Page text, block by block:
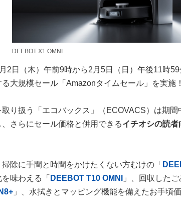
DEEBOT X1 OMNI
2日（木）午前9時から2月5日（日）午後11時
大規模セール「Amazonタイムセール」を実施！
り扱う「エコバックス」（ECOVACS）は期間
、さらにセール価格と併用できるイチオシの読者
除に手間と時間をかけたくない方むけの「
味わえる「 DEEBOT T10 OMNI
」、回収した
」、水拭きとマッピング機能を備えたお手頃価